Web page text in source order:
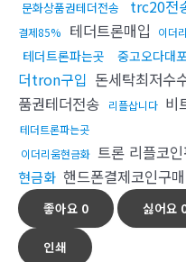
문화상품권테더전송 trc20전
결제85%
테더트론매입 이더
테더트론파는곳 중고오다대
더tron구입 돈세탁최저수
품권테더전송
리플삽니다 비
테더트론파는곳
이더리움현금화 트론 리플코인
현금화 핸드폰결제코인구매
좋아요 0 싫어요
인쇄